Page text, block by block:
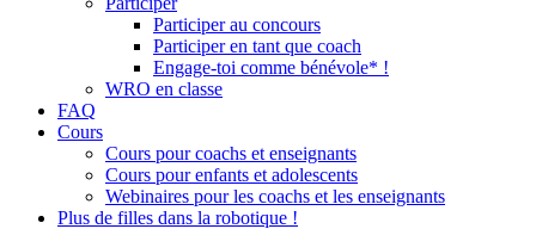
Participer au concours
Participer en tant que coach
Engage-toi comme bénévole* !
WRO en classe
FAQ
Cours
Cours pour coachs et enseignants
Cours pour enfants et adolescents
Webinaires pour les coachs et les enseignants
Plus de filles dans la robotique !